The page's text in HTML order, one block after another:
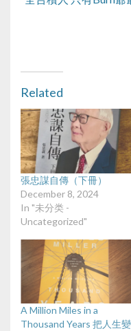
Related
張忠謀自傳（下冊）
December 8, 2024
In "未分类 -
Uncategorized"
A Million Miles in a
Thousand Years 把人生變